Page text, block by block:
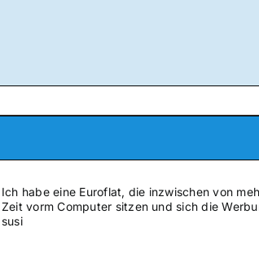
Ich habe eine Euroflat, die inzwischen von
Zeit vorm Computer sitzen und sich die
susi